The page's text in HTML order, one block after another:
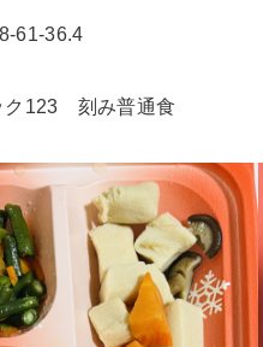
61-36.4
123 刻み普通食